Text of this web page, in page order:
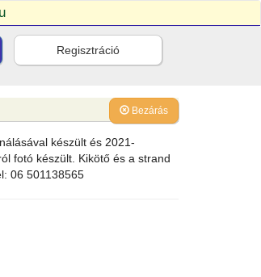
Regisztráció
Bezárás
készült és 2021-
fotó készült. Kikötő és a strand
06 501138565